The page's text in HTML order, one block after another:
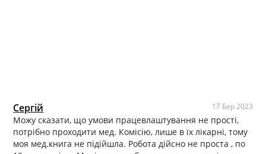
Сергій 17 Бер 2023
Можу сказати, що умови працевлаштування не прості,
потрібно проходити мед. Комісію, лише в їх лікарні, тому
моя мед.книга не підійшла. Робота дійсно не проста , по